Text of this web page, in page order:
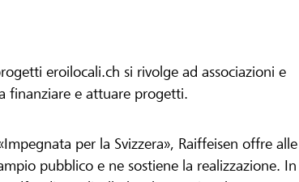
eroilocali.ch si rivolge ad associazioni e
finanziare e attuare progetti.
per la Svizzera», Raiffeisen offre alle
pubblico e ne sostiene la realizzazione. In